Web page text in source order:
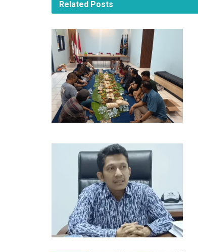
Related Posts